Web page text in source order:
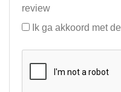
review
Ik ga akkoord met de